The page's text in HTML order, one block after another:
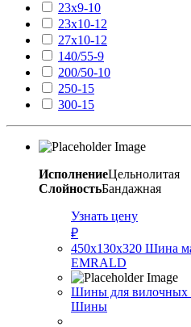
23х9-10
23х10-12
27х10-12
140/55-9
200/50-10
250-15
300-15
ИсполнениеЦельнолитая
СлойностьБандажная
Узнать цену
₽
450х130х320 Шина
EMRALD
Шины для вилочных
Шины